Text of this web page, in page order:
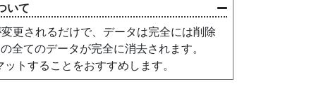
いて
更されるだけで、データは完全には削除
全てのデータが完全に消去されます。
トすることをおすすめします。